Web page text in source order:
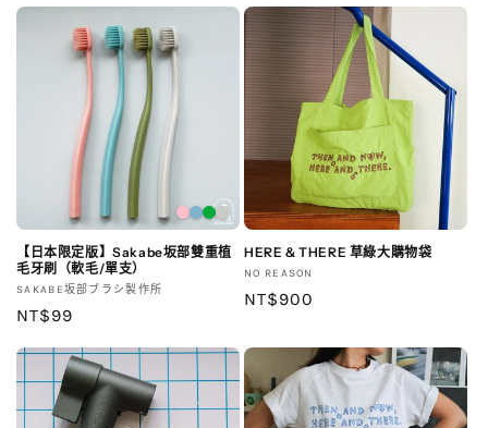
【日本限定版】Sakabe坂部雙重植
毛牙刷（軟毛/單支）
廠
商：
SAKABE坂部ブラシ製作所
定
NT$99
HERE & THERE 草綠大購物袋
廠
商：
NO REASON
定
NT$900